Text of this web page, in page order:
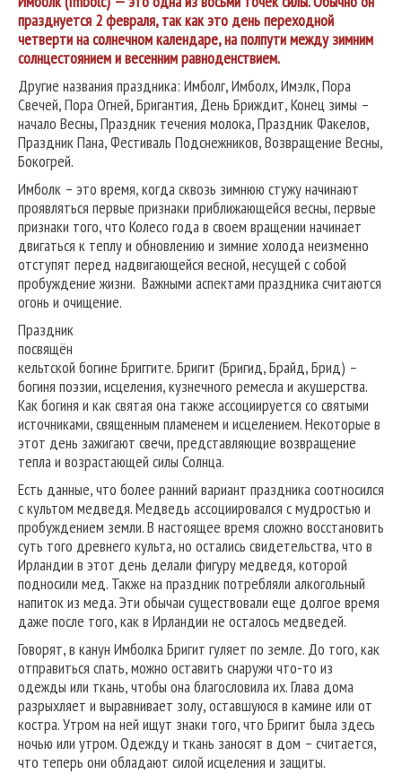
празднуется 2 февраля, так как это день переходной
четверти на солнечном календаре, на полпути между зимним
солнцестоянием и весенним равноденствием.
Другие названия праздника: Имболг, Имболх, Имэлк, Пора
Свечей, Пора Огней, Бригантия, День Бриждит, Конец зимы –
начало Весны, Праздник течения молока, Праздник Факелов,
Праздник Пана, Фестиваль Подснежников, Возвращение Весны,
Бокогрей.
Имболк – это время, когда сквозь зимнюю стужу начинают
проявляться первые признаки приближающейся весны, первые
признаки того, что Колесо года в своем вращении начинает
двигаться к теплу и обновлению и зимние холода неизменно
отступят перед надвигающейся весной, несущей с собой
пробуждение жизни. Важными аспектами праздника считаются
огонь и очищение.
Праздник
посвящён
кельтской богине Бриггите. Бригит (Бригид, Брайд, Брид) –
богиня поэзии, исцеления, кузнечного ремесла и акушерства.
Как богиня и как святая она также ассоциируется со святыми
источниками, священным пламенем и исцелением. Некоторые в
этот день зажигают свечи, представляющие возвращение
тепла и возрастающей силы Солнца.
Есть данные, что более ранний вариант праздника соотносился
с культом медведя. Медведь ассоциировался с мудростью и
пробуждением земли. В настоящее время сложно восстановить
суть того древнего культа, но остались свидетельства, что в
Ирландии в этот день делали фигуру медведя, которой
подносили мед. Также на праздник потребляли алкогольный
напиток из меда. Эти обычаи существовали еще долгое время
даже после того, как в Ирландии не осталось медведей.
Говорят, в канун Имболка Бригит гуляет по земле. До того, как
отправиться спать, можно оставить снаружи что-то из
одежды или ткань, чтобы она благословила их. Глава дома
разрыхляет и выравнивает золу, оставшуюся в камине или от
костра. Утром на ней ищут знаки того, что Бригит была здесь
ночью или утром. Одежду и ткань заносят в дом – считается,
что теперь они обладают силой исцеления и защиты.